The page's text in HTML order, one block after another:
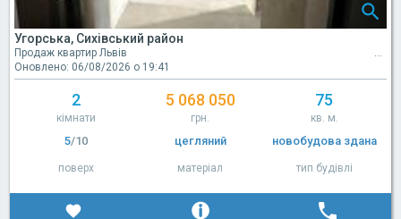
Угорська, Сихівський район
Продаж квартир Львів
Оновлено: 06/08/2026 о 19:41
2
кімнати
5 068 050
грн.
75
кв. м.
5/10
поверх
цегляний
матеріал
новобудова здана
тип будівлі